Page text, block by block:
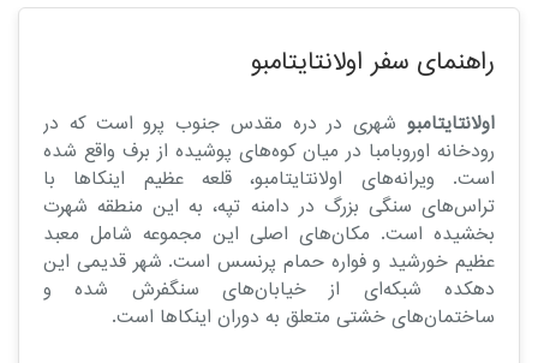
راهنمای سفر اولانتایتامبو
اولانتایتامبو شهری در دره مقدس جنوب پرو است که در
رودخانه اوروبامبا در میان کوه‌های پوشیده از برف واقع شده
است. ویرانه‌های اولانتایتامبو، قلعه عظیم اینکاها با
تراس‌های سنگی بزرگ در دامنه تپه، به این منطقه شهرت
بخشیده است. مکان‌های اصلی این مجموعه شامل معبد
عظیم خورشید و فواره حمام پرنسس است. شهر قدیمی این
دهکده شبکه‌ای از خیابان‌های سنگفرش شده و
ساختمان‌های خشتی متعلق به دوران اینکاها است.